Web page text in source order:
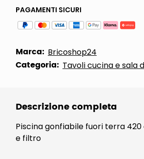
PAGAMENTI SICURI
Marca: Bricoshop24
Categoria: Tavoli cucina e sala
Descrizione completa
Piscina gonfiabile fuori terra
e filtro